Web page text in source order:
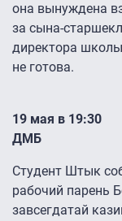
она вынуждена
за сына-
директора
не готова.
19 мая в 19:30
ДМБ
Студент Штык
рабочий парень
завсегдатай